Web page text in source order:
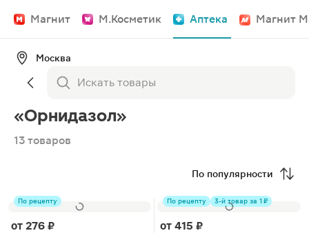
Магнит М.Косметик Аптека Магнит
Москва
«Орнидазол»
13 товаров
По популярности
По рецепту
от 276 ₽
По рецепту 3-й товар за 1 ₽
от 415 ₽